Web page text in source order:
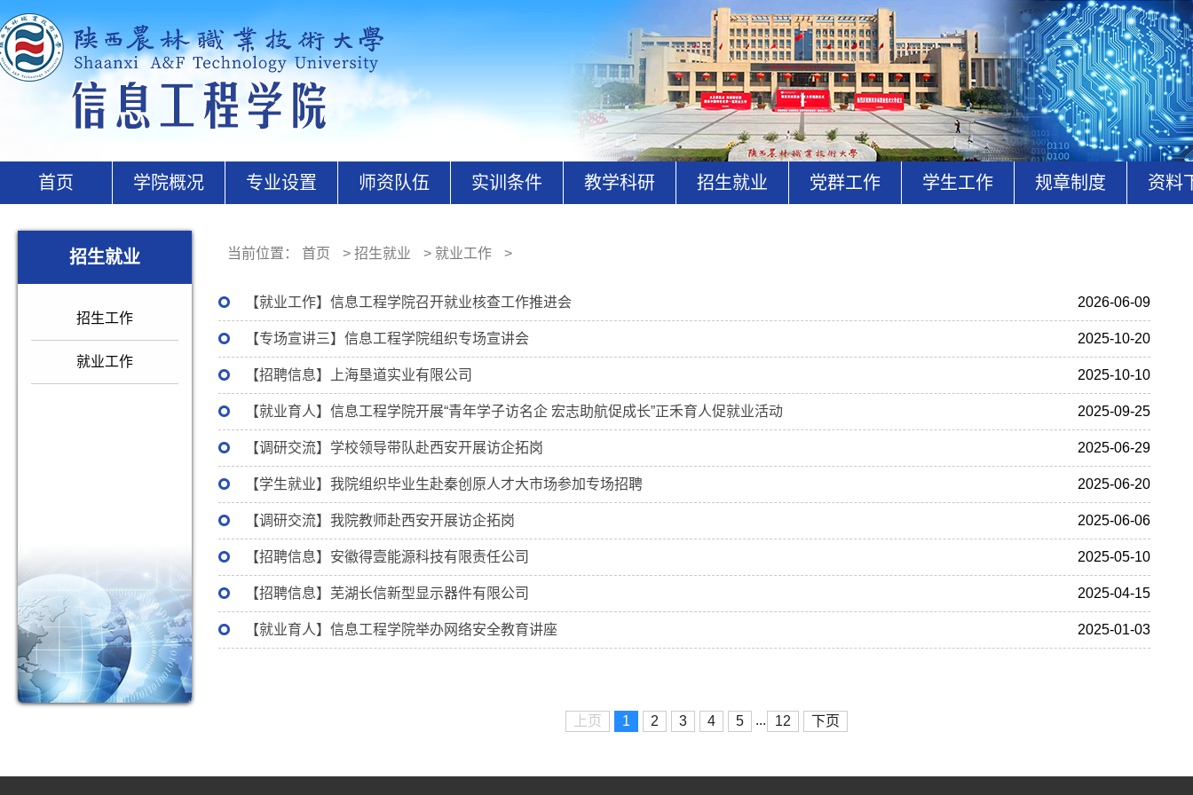
首页 学院概况 专业设置 师资队伍 实训条件 教学科研 招生就业 党群工作 学生工作 规章制度 资料
招生就业
招生工作
就业工作
当前位置： 首页 > 招生就业 > 就业工作 >
2026-06-09
【就业工作】信息工程学院召开就业核查工作推进会
2025-10-20
【专场宣讲三】信息工程学院组织专场宣讲会
2025-10-10
【招聘信息】上海垦道实业有限公司
2025-09-25
【就业育人】信息工程学院开展“青年学子访名企 宏志助航促成长”正禾育人促就业活动
2025-06-29
【调研交流】学校领导带队赴西安开展访企拓岗
2025-06-20
【学生就业】我院组织毕业生赴秦创原人才大市场参加专场招聘
2025-06-06
【调研交流】我院教师赴西安开展访企拓岗
2025-05-10
【招聘信息】安徽得壹能源科技有限责任公司
2025-04-15
【招聘信息】芜湖长信新型显示器件有限公司
2025-01-03
【就业育人】信息工程学院举办网络安全教育讲座
上页 1 2 3 4 5 ... 12 下页